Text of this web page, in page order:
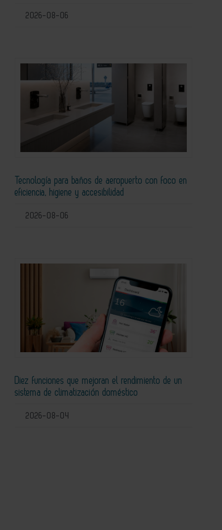
2026-08-06
Tecnología para baños de aeropuerto con foco en
eficiencia, higiene y accesibilidad
2026-08-06
Diez funciones que mejoran el rendimiento de un
sistema de climatización doméstico
2026-08-04